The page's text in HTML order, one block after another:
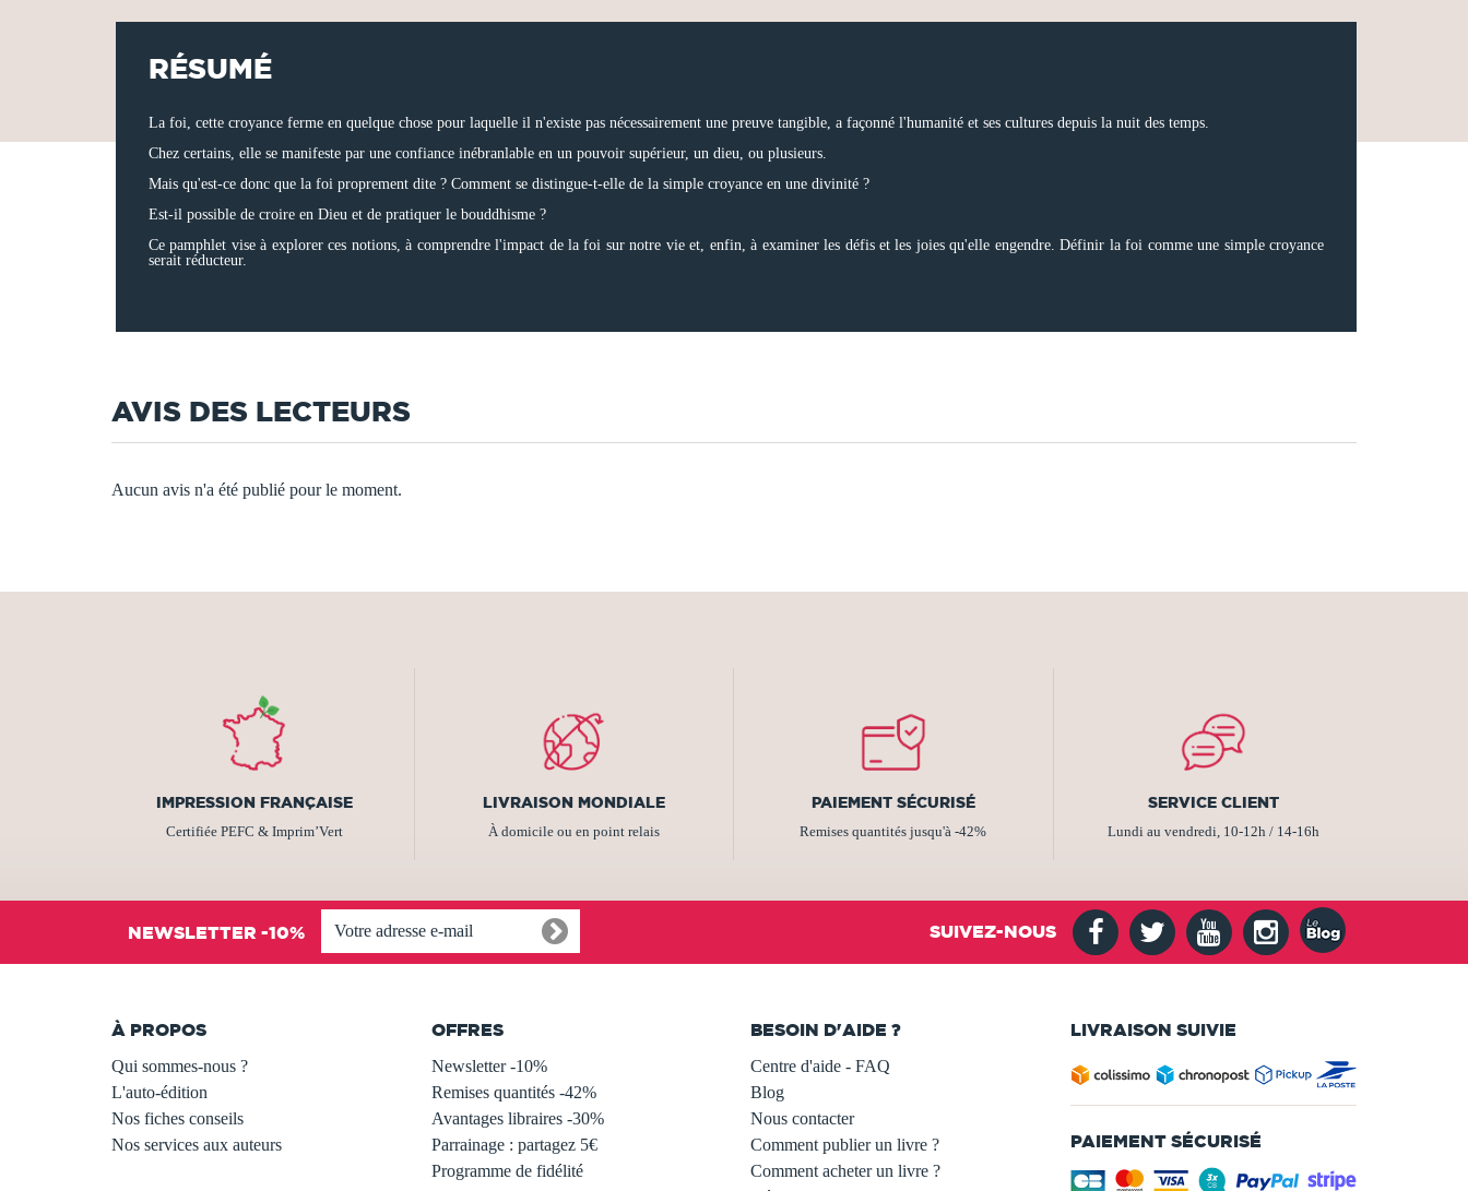
RÉSUMÉ
La foi, cette croyance ferme en quelque chose pour laquelle il n'existe pas nécessairement une preuve tangible, a façonné l'humanité et ses cultures depuis la nuit des temps.
Chez certains, elle se manifeste par une confiance inébranlable en un pouvoir supérieur, un dieu, ou plusieurs.
Mais qu'est-ce donc que la foi proprement dite ? Comment se distingue-t-elle de la simple croyance en une divinité ?
Est-il possible de croire en Dieu et de pratiquer le bouddhisme ?
Ce pamphlet vise à explorer ces notions, à comprendre l'impact de la foi sur notre vie et, enfin, à examiner les défis et les joies qu'elle engendre. Définir la foi comme une simple croyance
serait réducteur.
AVIS DES LECTEURS
Aucun avis n'a été publié pour le moment.
IMPRESSION FRANÇAISE
Certifiée PEFC & Imprim’Vert
LIVRAISON MONDIALE
À domicile ou en point relais
PAIEMENT SÉCURISÉ
Remises quantités jusqu'à -42%
SERVICE CLIENT
Lundi au vendredi, 10-12h / 14-16h
NEWSLETTER -10% SUIVEZ-NOUS
À PROPOS
Qui sommes-nous ?
L'auto-édition
Nos fiches conseils
Nos services aux auteurs
OFFRES
Newsletter -10%
Remises quantités -42%
Avantages libraires -30%
Parrainage : partagez 5€
Programme de fidélité
BESOIN D'AIDE ?
Centre d'aide - FAQ
Blog
Nous contacter
Comment publier un livre ?
Comment acheter un livre ?
LIVRAISON SUIVIE
PAIEMENT SÉCURISÉ